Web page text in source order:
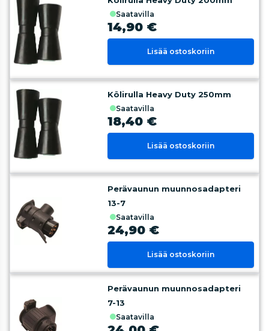
saatavilla
14,90 €
Lisää ostoskoriin
Kölirulla Heavy Duty 250mm
saatavilla
18,40 €
Lisää ostoskoriin
Perävaunun muunnosadapteri
13-7
saatavilla
24,90 €
Lisää ostoskoriin
Perävaunun muunnosadapteri
7-13
saatavilla